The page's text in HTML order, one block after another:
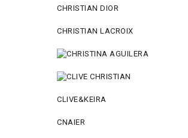
CHRISTIAN DIOR
CHRISTIAN LACROIX
CLIVE&KEIRA
CNAIER